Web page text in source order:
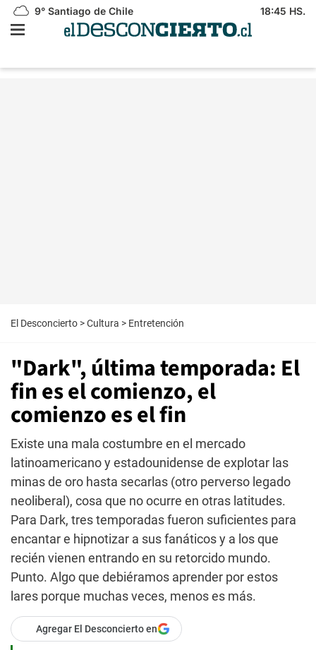
9° Santiago de Chile 18:45 HS.
El Desconcierto >Cultura > Entretención
"Dark", última temporada: El
fin es el comienzo, el
comienzo es el fin
Existe una mala costumbre en el mercado
latinoamericano y estadounidense de explotar las
minas de oro hasta secarlas (otro perverso legado
neoliberal), cosa que no ocurre en otras latitudes.
Para Dark, tres temporadas fueron suficientes para
encantar e hipnotizar a sus fanáticos y a los que
recién vienen entrando en su retorcido mundo.
Punto. Algo que debiéramos aprender por estos
lares porque muchas veces, menos es más.
Agregar El Desconcierto en